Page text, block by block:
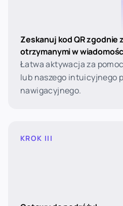
Zeskanuj kod QR zgodnie
otrzymanymi w
Łatwa aktywacja za
lub naszego intuicyjnego
nawigacyjnego.
KROK III